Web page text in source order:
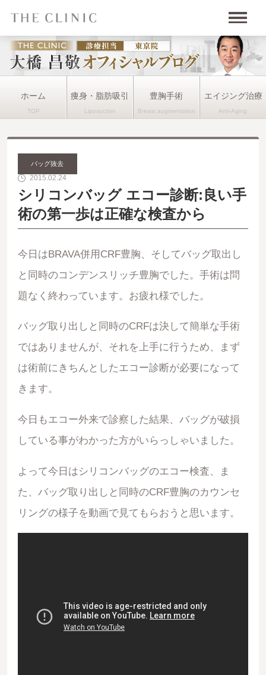
ホーム 痩身・脂肪吸引 豊胸手術 エイジング治療
バッグ抜去
2015.02.24
シリコンバッグ エコー診断:良い手
術の第一歩は正確な検査から
今日はBRAVA併用CRF豊胸、そしてバッグ取出し
と同時のコンデンスリッチ豊胸でした。手術は問
題なく終わっています。お疲れ様でした。
バッグ取り出しと同時のCRFは決して簡単な手術
ではありませんが、それを上手に行うため、まず
は術前にきちんとしたエコー診断が必要になって
きます。
今日もエコー外来で診察した結果、バッグが破損
している事がわかった方がいらっしゃいました。
よって今日はシリコンバッグのエコー検査、ま
た、バッグ取り出しと同時のCRF豊胸のカウンセ
リングの様子を動画で見てもらおうと思います。